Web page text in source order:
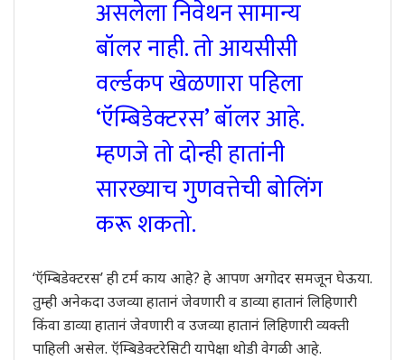
असलेला निवेथन सामान्य
बॉलर नाही. तो आयसीसी
वर्ल्डकप खेळणारा पहिला
‘ऍम्बिडेक्टरस’ बॉलर आहे.
म्हणजे तो दोन्ही हातांनी
सारख्याच गुणवत्तेची बोलिंग
करू शकतो.
‘ऍम्बिडेक्टरस’ ही टर्म काय आहे? हे आपण अगोदर समजून घेऊया.
तुम्ही अनेकदा उजव्या हातानं जेवणारी व डाव्या हातानं लिहिणारी
किंवा डाव्या हातानं जेवणारी व उजव्या हातानं लिहिणारी व्यक्ती
पाहिली असेल. ऍम्बिडेक्टरेसिटी यापेक्षा थोडी वेगळी आहे.